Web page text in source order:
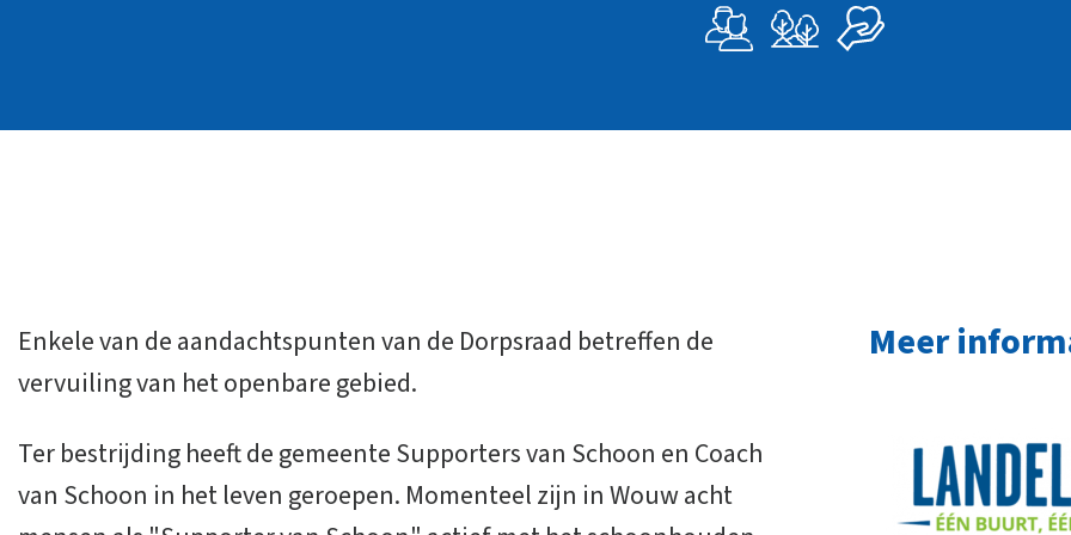
Enkele van de aandachtspunten van de Dorpsraad betreffen de
vervuiling van het openbare gebied.
Ter bestrijding heeft de gemeente Supporters van Schoon en Coach
van Schoon in het leven geroepen. Momenteel zijn in Wouw acht
Meer